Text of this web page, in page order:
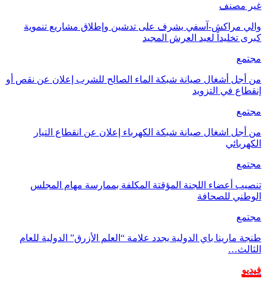
غير مصنف
والي مراكش-آسفي يشرف على تدشين وإطلاق مشاريع تنموية
كبرى تخليداً لعيد العرش المجيد
مجتمع
من أجل أشغال صيانة شبكة الماء الصالح للشرب إعلان عن نقص أو
إنقطاع في التزويد
مجتمع
من أجل اشغال صيانة شبكة الكهرباء إعلان عن انقطاع التيار
الكهربائي
مجتمع
تنصيب أعضاء اللجنة المؤقتة المكلفة بممارسة مهام المجلس
الوطني للصحافة
مجتمع
طنجة مارينا باي الدولية يجدد علامة “العلم الأزرق” الدولية للعام
الثالث…
فيديو